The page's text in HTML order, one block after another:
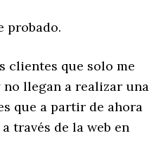
probado.
clientes que solo me
llegan a realizar una
que a partir de ahora
través de la web en